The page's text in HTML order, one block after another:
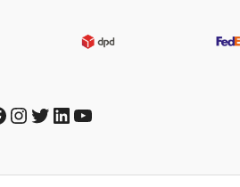
Instagram
Twitter
LinkedIn
YouTube